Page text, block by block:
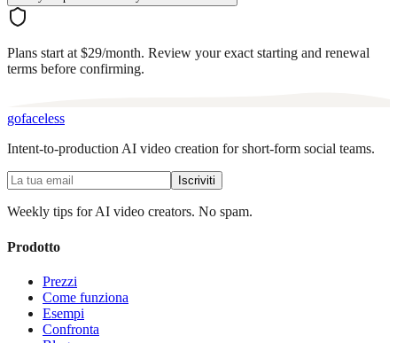
Plans start at $29/month. Review your exact starting and renewal
terms before confirming.
gofaceless
Intent-to-production AI video creation for short-form social teams.
Iscriviti
Weekly tips for AI video creators. No spam.
Prodotto
Prezzi
Come funziona
Esempi
Confronta